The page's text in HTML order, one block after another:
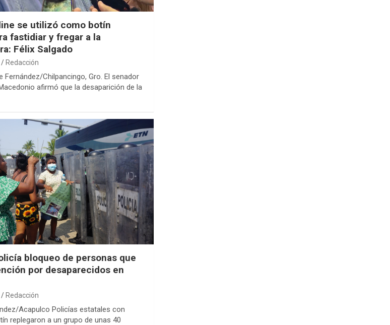
se utilizó como botín
fastidiar y fregar a la
Félix Salgado
Redacción
Fernández/Chilpancingo, Gro. El senador
afirmó que la desaparición de la
bloqueo de personas que
por desaparecidos en
Redacción
Acapulco Policías estatales con
replegaron a un grupo de unas 40